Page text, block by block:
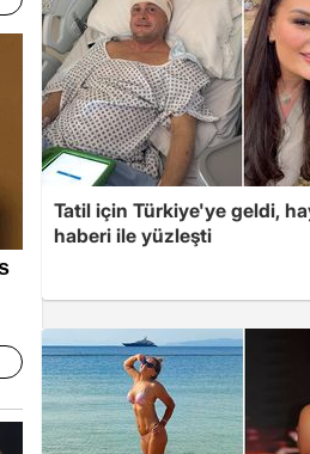
Tatil için Türkiye'ye geldi,
haberi ile yüzleşti